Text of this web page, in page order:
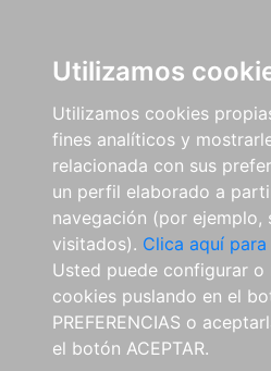
Utilizamos
Utilizamos cookies
fines analíticos y
relacionada con sus
un perfil elaborado a
navegación (por ejemplo,
visitados). Clica aquí
Usted puede configurar o
cookies puslando en el
PREFERENCIAS o
el botón ACEPTAR.